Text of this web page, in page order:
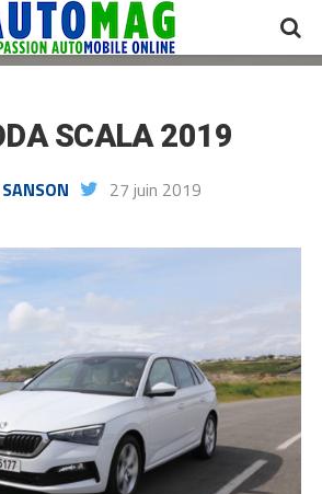
SCALA 2019
27 juin 2019